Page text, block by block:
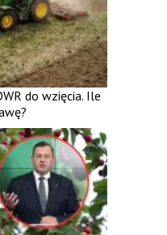
do wzięcia. Ile